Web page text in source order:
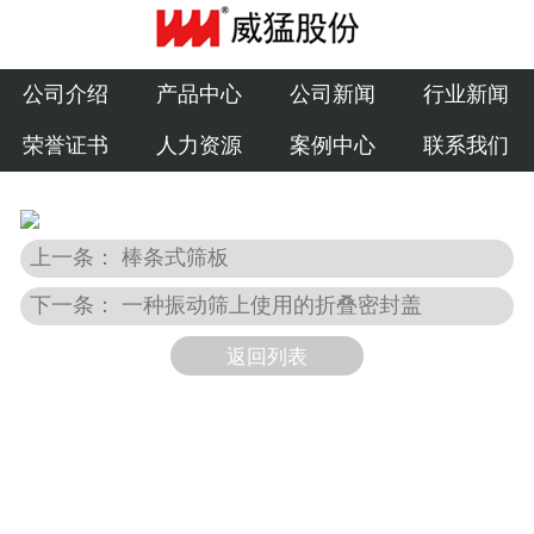
公司介绍
产品中心
公司新闻
人力资源
公司介绍 产品中心 公司新闻 行业新闻
荣誉证书 人力资源 案例中心 联系我们
上一条： 棒条式筛板
下一条： 一种振动筛上使用的折叠密封盖
返回列表